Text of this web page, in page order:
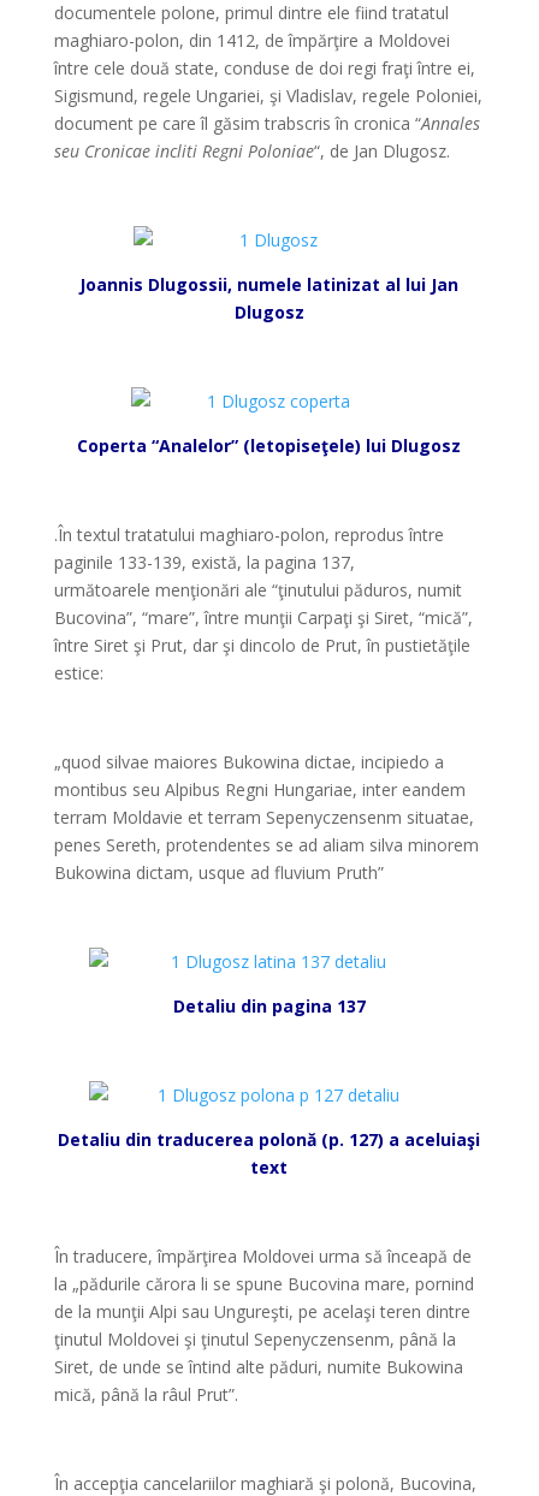
documentele polone, primul dintre ele fiind tratatul
maghiaro-polon, din 1412, de împărţire a Moldovei
între cele două state, conduse de doi regi fraţi între ei,
Sigismund, regele Ungariei, şi Vladislav, regele Poloniei,
document pe care îl găsim trabscris în cronica “Annales
seu Cronicae incliti Regni Poloniae“, de Jan Dlugosz.
Joannis Dlugossii, numele latinizat al lui Jan
Dlugosz
Coperta “Analelor” (letopiseţele) lui Dlugosz
.În textul tratatului maghiaro-polon, reprodus între
paginile 133-139, există, la pagina 137,
următoarele menţionări ale “ţinutului păduros, numit
Bucovina”, “mare”, între munţii Carpaţi şi Siret, “mică”,
între Siret şi Prut, dar şi dincolo de Prut, în pustietăţile
estice:
„quod silvae maiores Bukowina dictae, incipiedo a
montibus seu Alpibus Regni Hungariae, inter eandem
terram Moldavie et terram Sepenyczensenm situatae,
penes Sereth, protendentes se ad aliam silva minorem
Bukowina dictam, usque ad fluvium Pruth”
Detaliu din pagina 137
Detaliu din traducerea polonă (p. 127) a aceluiaşi
text
În traducere, împărţirea Moldovei urma să înceapă de
la „pădurile cărora li se spune Bucovina mare, pornind
de la munţii Alpi sau Ungureşti, pe acelaşi teren dintre
ţinutul Moldovei şi ţinutul Sepenyczensenm, până la
Siret, de unde se întind alte păduri, numite Bukowina
mică, până la râul Prut”.
În accepţia cancelariilor maghiară şi polonă, Bucovina,